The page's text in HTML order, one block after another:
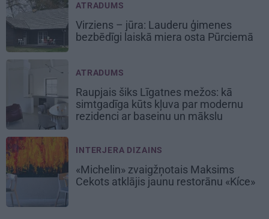
ATRADUMS
Virziens – jūra: Lauderu ģimenes
bezbēdīgi laiskā miera osta Pūrciemā
ATRADUMS
Raupjais šiks Līgatnes mežos: kā
simtgadīga kūts kļuva par modernu
rezidenci ar baseinu un mākslu
INTERJERA DIZAINS
«Michelin» zvaigžņotais Maksims
Cekots atklājis jaunu restorānu «Kíce»